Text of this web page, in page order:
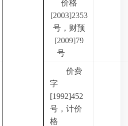
价格
[2003]2353
号，财预
[2009]79
号
价费
字
[1992]452
号，计价
格